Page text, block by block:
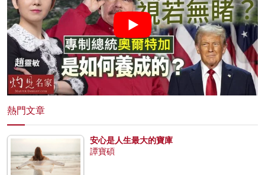
熱門文章
安心是人生最大的寶庫
譚寶碩